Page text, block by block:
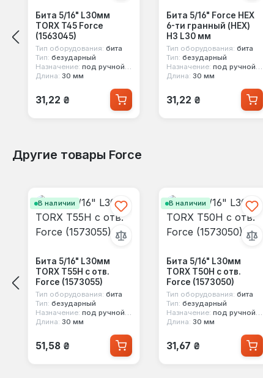
Бита 5/16" L30мм
TORX T45 Force
(1563045)
Тип оборудования: бита
Тип: безударный
Назначение: под ручной инструмент
Длина: 30 мм
Обычная цена:
31,22 ₴
Бита 5/16" Force HEX
6-ти гранный (HEX)
Н3 L30 мм
Тип оборудования: бита
Тип: безударный
Назначение: под ручной инструмент
Длина: 30 мм
Обычная цена:
31,22 ₴
Другие товары Force
В наличии
Бита 5/16" L30мм
TORX T55H с отв.
Force (1573055)
Тип оборудования: бита
Тип: безударный
Назначение: под ручной инструмент
Длина: 30 мм
Обычная цена:
51,58 ₴
В наличии
Бита 5/16" L30мм
TORX T50H с отв.
Force (1573050)
Тип оборудования: бита
Тип: безударный
Назначение: под ручной инструмент
Длина: 30 мм
Обычная цена:
31,67 ₴